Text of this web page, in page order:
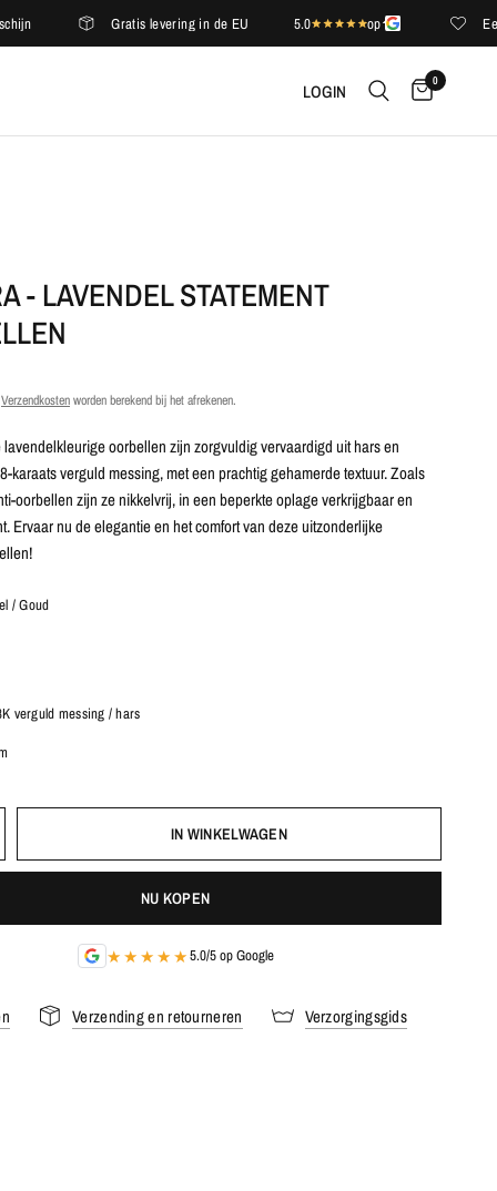
Gratis levering in de EU op Een
LOGIN 0
- LAVENDEL STATEMENT
Verzendkostenworden berekend bij het afrekenen.
oorbellen zijn zorgvuldig vervaardigd uit hars en
karaats verguld messing, met een prachtig gehamerde textuur. Zoals
oorbellen zijn ze nikkelvrij, in een beperkte oplage verkrijgbaar en
Ervaar nu de elegantie en het comfort van deze uitzonderlijke
/ Goud
verguld messing / hars
IN WINKELWAGEN
NU KOPEN
★★★★★5.0/5 op Google
Verzending en retourneren Verzorgingsgids